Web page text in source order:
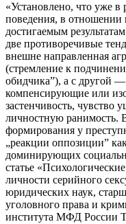
«Установлено, что уже в
поведения, в отношении
достигаемым
две противоречивые
внешне направленная
(стремление к
обидчика”), а с другой
компенсирующие или
застенчивость,
личностную ранимость.
формирования у
„реакции оппозиции”
доминирующих
статье
личности серийного
юридических наук,
уголовного права и
института МФД России